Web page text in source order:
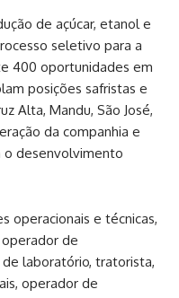
de açúcar, etanol e
seletivo para a
400 oportunidades em
posições safristas e
Alta, Mandu, São José,
da companhia e
o desenvolvimento
operacionais e técnicas,
operador de
laboratório, tratorista,
operador de